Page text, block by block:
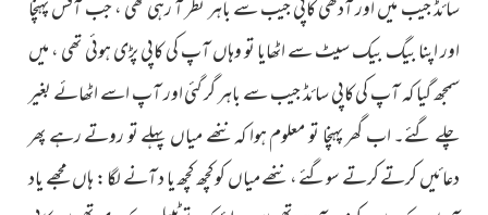
سائڈ جیب میں اور آدھی کاپی جیب سے باہر نظر آ رہی تھی ، جب آفس پہنچا
اور اپنا بیگ بیک سیٹ سے اٹھایا تو وہاں آپ کی کاپی پڑی ہوئی تھی ، میں
سمجھ گیا کہ آپ کی کاپی سائڈ جیب سے باہر گر گئی اور آپ اسے اٹھائے بغیر
چلے گئے۔ اب گھر پہنچا تو معلوم ہوا کہ ننھے میاں پہلے تو روتے رہے پھر
دعائیں کرتے کرتے سوگئے ، ننھے میاں کو کچھ کچھ یا د آنے لگا : ہاں مجھے یاد